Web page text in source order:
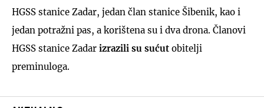
HGSS stanice Zadar, jedan član stanice Šibenik, kao i
jedan potražni pas, a korištena su i dva drona. Članovi
HGSS stanice Zadar izrazili su sućut obitelji
preminuloga.